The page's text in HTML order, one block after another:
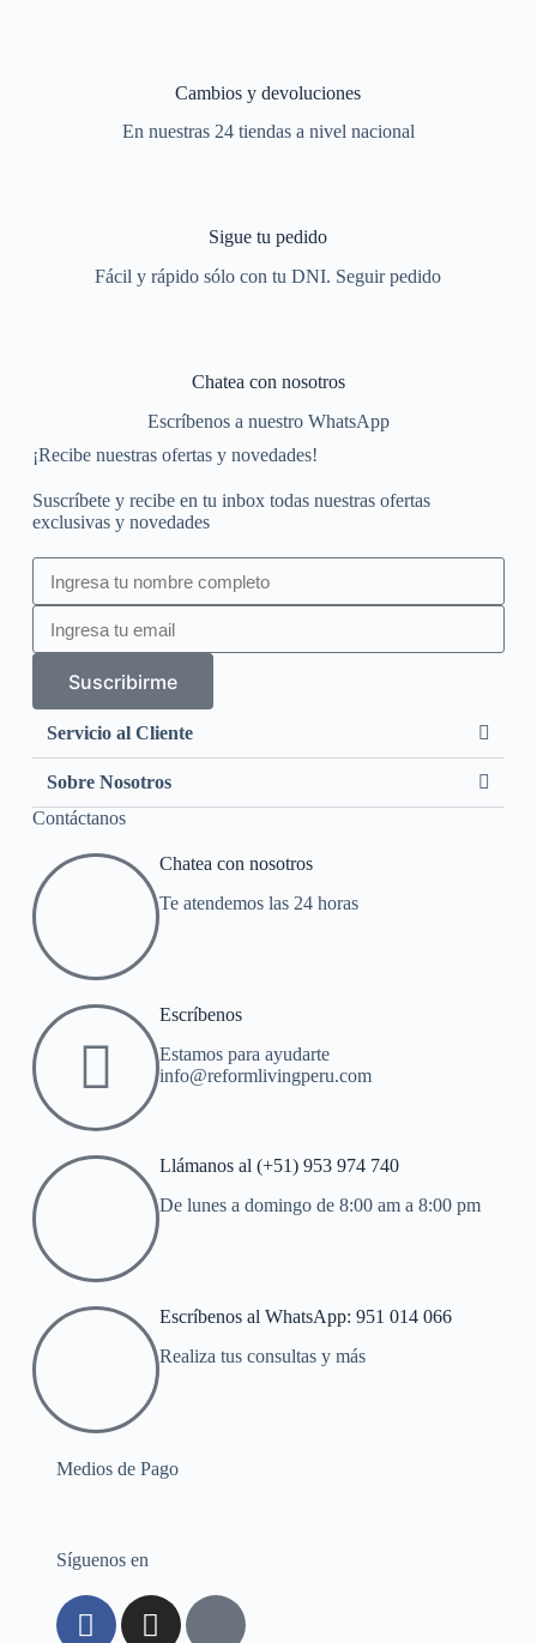
Cambios y devoluciones
En nuestras 24 tiendas a nivel nacional
Sigue tu pedido
Fácil y rápido sólo con tu DNI. Seguir pedido
Chatea con nosotros
Escríbenos a nuestro WhatsApp
¡Recibe nuestras ofertas y novedades!
Suscríbete y recibe en tu inbox todas nuestras ofertas
exclusivas y novedades
Suscribirme
Servicio al Cliente
Sobre Nosotros
Contáctanos
Chatea con nosotros
Te atendemos las 24 horas
Escríbenos
Estamos para ayudarte
info@reformlivingperu.com
Llámanos al (+51) 953 974 740
De lunes a domingo de 8:00 am a 8:00 pm
Escríbenos al WhatsApp: 951 014 066
Realiza tus consultas y más
Medios de Pago
Síguenos en